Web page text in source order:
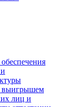
выигрышем
лиц и